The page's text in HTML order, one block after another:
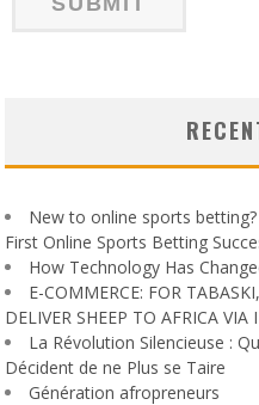
New to online sports
First Online Sports Betting
How Technology Has
E-COMMERCE: FOR
DELIVER SHEEP TO AFRICA VIA
La Révolution Silencieuse :
Décident de ne Plus se Taire
Génération afropreneurs